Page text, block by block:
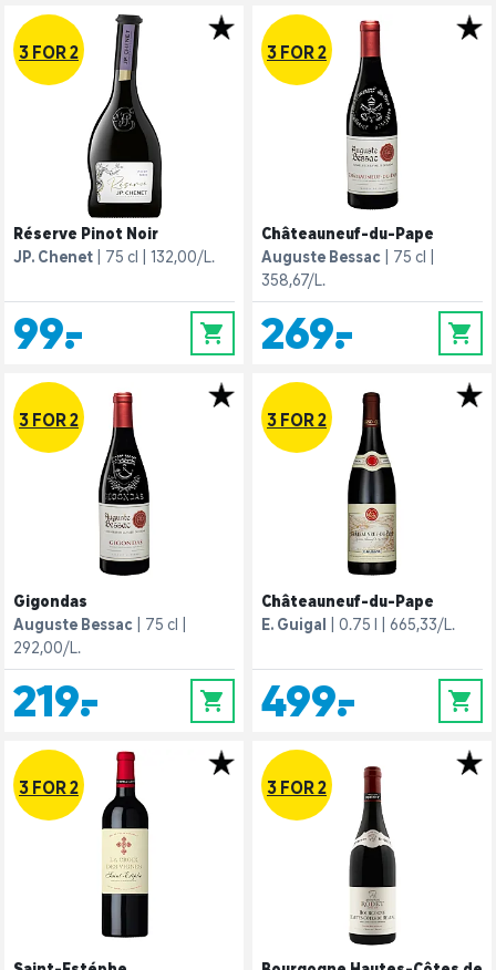
3 FOR 2
Réserve Pinot Noir
JP. Chenet
75 cl 132,00/L.
99,- 0
3 FOR 2
Châteauneuf-du-Pape
Auguste Bessac
75 cl
358,67/L.
269,- 0
3 FOR 2
Gigondas
Auguste Bessac
75 cl
292,00/L.
219,- 0
3 FOR 2
Châteauneuf-du-Pape
E. Guigal
0.75 l 665,33/L.
499,- 0
3 FOR 2 3 FOR 2